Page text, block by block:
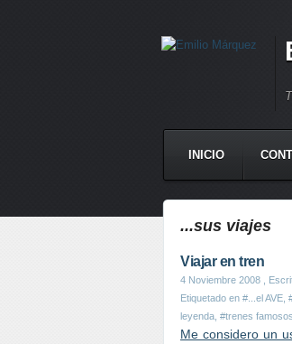
INICIO
...sus viajes
Viajar en tren
4 Noviembre 2008 ,
Etiquetado en #...el AVE
leyenda #trenes famosos
Me considero un